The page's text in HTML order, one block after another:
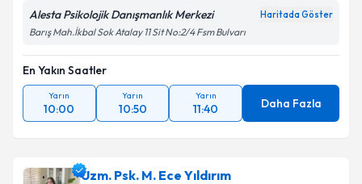
Alesta Psikolojik Danışmanlık Merkezi Haritada Göster
Barış Mah.İkbal Sok Atalay 11 Sit No:2/4 Fsm Bulvarı
En Yakın Saatler
Yarın
10:00
Yarın
10:50
Yarın
11:40 Daha Fazla
Uzm. Psk. M. Ece Yıldırım